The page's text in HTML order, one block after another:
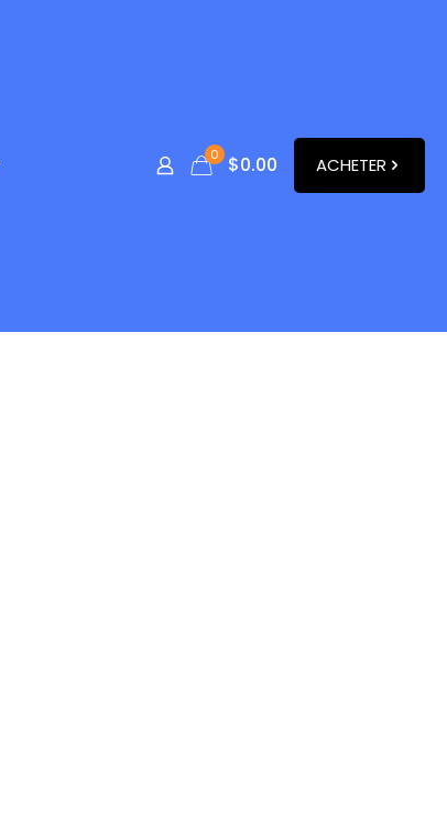
0 $0.00 ACHETER